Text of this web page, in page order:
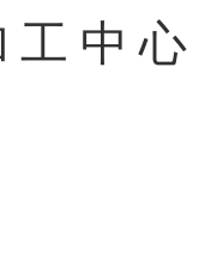
工中心